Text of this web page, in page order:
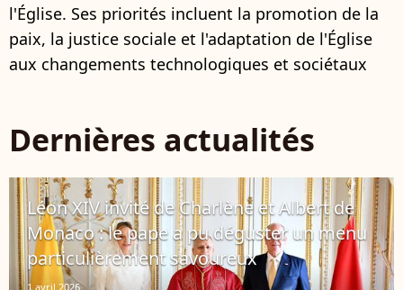
l'Église. Ses priorités incluent la promotion de la
paix, la justice sociale et l'adaptation de l'Église
aux changements technologiques et sociétaux
Dernières actualités
Léon XIV invité de Charlène et Albert de
Monaco : le pape a pu déguster un menu
particulièrement savoureux
1 avril 2026